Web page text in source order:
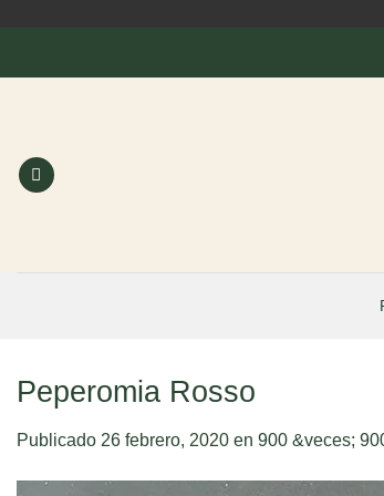
Peperomia Rosso
Publicado 26 febrero, 2020 en 900 &veces;